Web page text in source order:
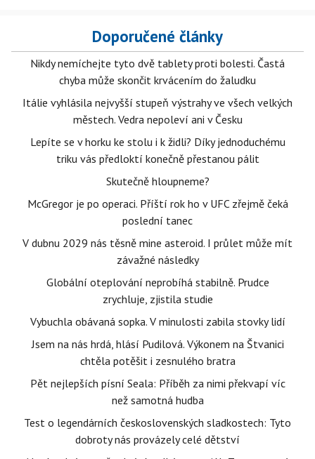
Doporučené články
Nikdy nemíchejte tyto dvě tablety proti bolesti. Častá
chyba může skončit krvácením do žaludku
Itálie vyhlásila nejvyšší stupeň výstrahy ve všech velkých
městech. Vedra nepoleví ani v Česku
Lepíte se v horku ke stolu i k židli? Díky jednoduchému
triku vás předloktí konečně přestanou pálit
Skutečně hloupneme?
McGregor je po operaci. Příští rok ho v UFC zřejmě čeká
poslední tanec
V dubnu 2029 nás těsně mine asteroid. I průlet může mít
závažné následky
Globální oteplování neprobíhá stabilně. Prudce
zrychluje, zjistila studie
Vybuchla obávaná sopka. V minulosti zabila stovky lidí
Jsem na nás hrdá, hlásí Pudilová. Výkonem na Štvanici
chtěla potěšit i zesnulého bratra
Pět nejlepších písní Seala: Příběh za nimi překvapí víc
než samotná hudba
Test o legendárních československých sladkostech: Tyto
dobroty nás provázely celé dětství